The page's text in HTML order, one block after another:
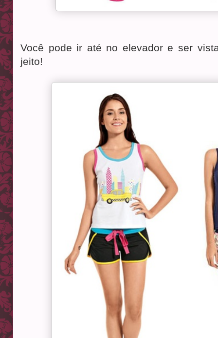
Você pode ir até no elevador e ser
jeito!